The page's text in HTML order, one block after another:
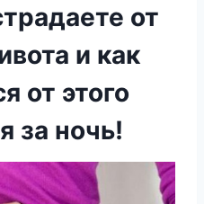
от
и как
от этого
за ночь!